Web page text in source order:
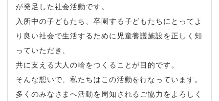
が発足した社会活動です。
入所中の子どもたち、卒園する子どもたちにとってよ
り良い社会で生活するために児童養護施設を正しく知
っていただき、
共に支える大人の輪をつくることが目的です。
そんな想いで、私たちはこの活動を行なっています。
多くのみなさまへ活動を周知されるご協力をよろしく